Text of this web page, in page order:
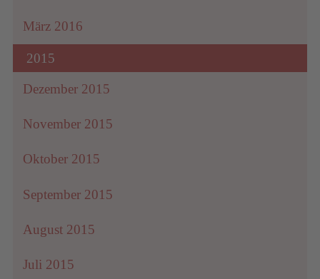
März 2016
2015
Dezember 2015
November 2015
Oktober 2015
September 2015
August 2015
Juli 2015